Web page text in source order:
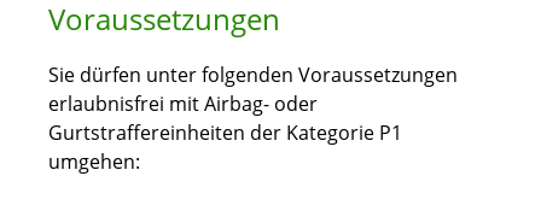
Voraussetzungen
Sie dürfen unter folgenden Voraussetzungen
erlaubnisfrei mit Airbag- oder
Gurtstraffereinheiten der Kategorie P1
umgehen: